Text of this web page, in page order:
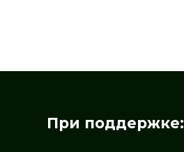
При поддержке: